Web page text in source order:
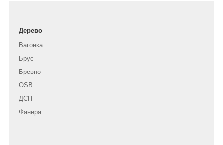
Дерево
Вагонка
Брус
Бревно
OSB
ДСП
Фанера